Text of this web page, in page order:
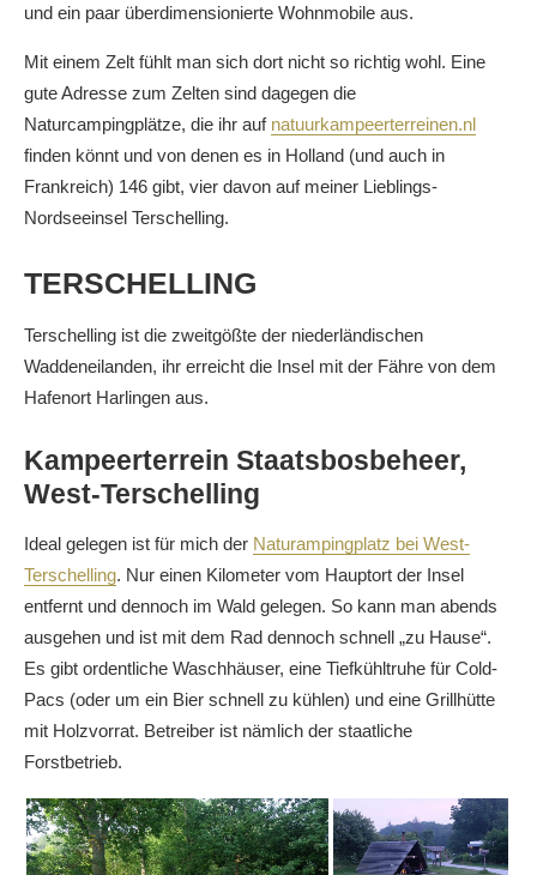
und ein paar überdimensionierte Wohnmobile aus.
Mit einem Zelt fühlt man sich dort nicht so richtig wohl. Eine
gute Adresse zum Zelten sind dagegen die
Naturcampingplätze, die ihr auf natuurkampeerterreinen.nl
finden könnt und von denen es in Holland (und auch in
Frankreich) 146 gibt, vier davon auf meiner Lieblings-
Nordseeinsel Terschelling.
TERSCHELLING
Terschelling ist die zweitgößte der niederländischen
Waddeneilanden, ihr erreicht die Insel mit der Fähre von dem
Hafenort Harlingen aus.
Kampeerterrein Staatsbosbeheer,
West-Terschelling
Ideal gelegen ist für mich der Naturampingplatz bei West-
Terschelling. Nur einen Kilometer vom Hauptort der Insel
entfernt und dennoch im Wald gelegen. So kann man abends
ausgehen und ist mit dem Rad dennoch schnell „zu Hause“.
Es gibt ordentliche Waschhäuser, eine Tiefkühltruhe für Cold-
Pacs (oder um ein Bier schnell zu kühlen) und eine Grillhütte
mit Holzvorrat. Betreiber ist nämlich der staatliche
Forstbetrieb.